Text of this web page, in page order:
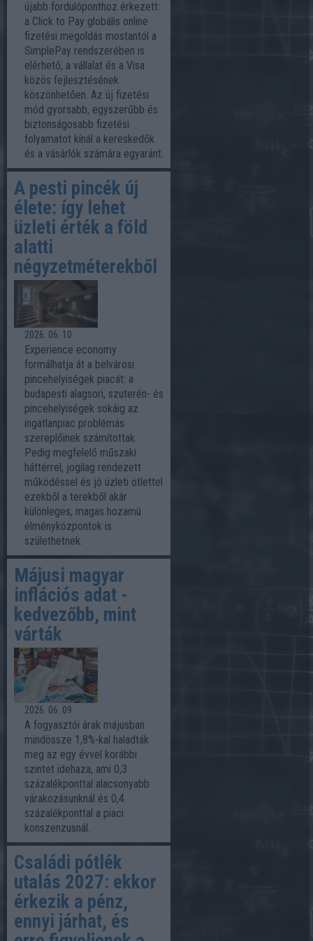
újabb fordulóponthoz érkezett:
a Click to Pay globális online
fizetési megoldás mostantól a
SimplePay rendszerében is
elérhető, a vállalat és a Visa
közös fejlesztésének
köszönhetően. Az új fizetési
mód gyorsabb, egyszerűbb és
biztonságosabb fizetési
folyamatot kínál a kereskedők
és a vásárlók számára egyaránt.
A pesti pincék új
élete: így lehet
üzleti érték a föld
alatti
négyzetméterekből
2026. 06. 10.
Experience economy
formálhatja át a belvárosi
pincehelyiségek piacát: a
budapesti alagsori, szuterén- és
pincehelyiségek sokáig az
ingatlanpiac problémás
szereplőinek számítottak.
Pedig megfelelő műszaki
háttérrel, jogilag rendezett
működéssel és jó üzleti ötlettel
ezekből a terekből akár
különleges, magas hozamú
élményközpontok is
születhetnek.
Májusi magyar
inflációs adat -
kedvezőbb, mint
várták
2026. 06. 09.
A fogyasztói árak májusban
mindössze 1,8%-kal haladták
meg az egy évvel korábbi
szintet idehaza, ami 0,3
százalékponttal alacsonyabb
várakozásunknál és 0,4
százalékponttal a piaci
konszenzusnál.
Családi pótlék
utalás 2027: ekkor
érkezik a pénz,
ennyi járhat, és